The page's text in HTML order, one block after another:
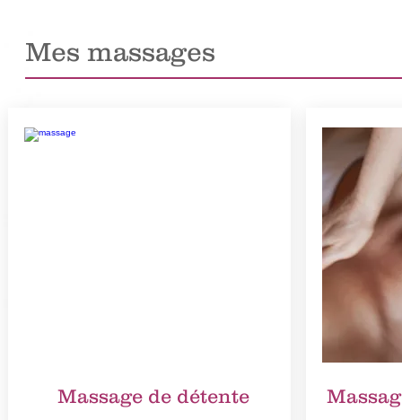
Mes massages
Massage de détente